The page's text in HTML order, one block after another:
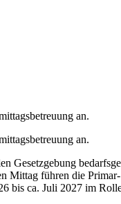
an.
an.
Gesetzgebung
Mittag führen die
bis ca. Juli 2027 im